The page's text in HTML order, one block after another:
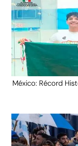
México: Récord